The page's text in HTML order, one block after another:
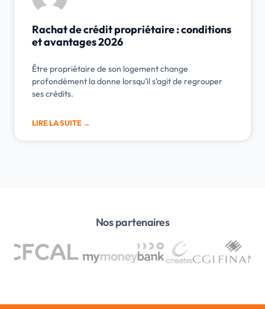
Rachat de crédit propriétaire : conditions
et avantages 2026
Être propriétaire de son logement change
profondément la donne lorsqu’il s’agit de regrouper
ses crédits.
LIRE LA SUITE →
Nos partenaires